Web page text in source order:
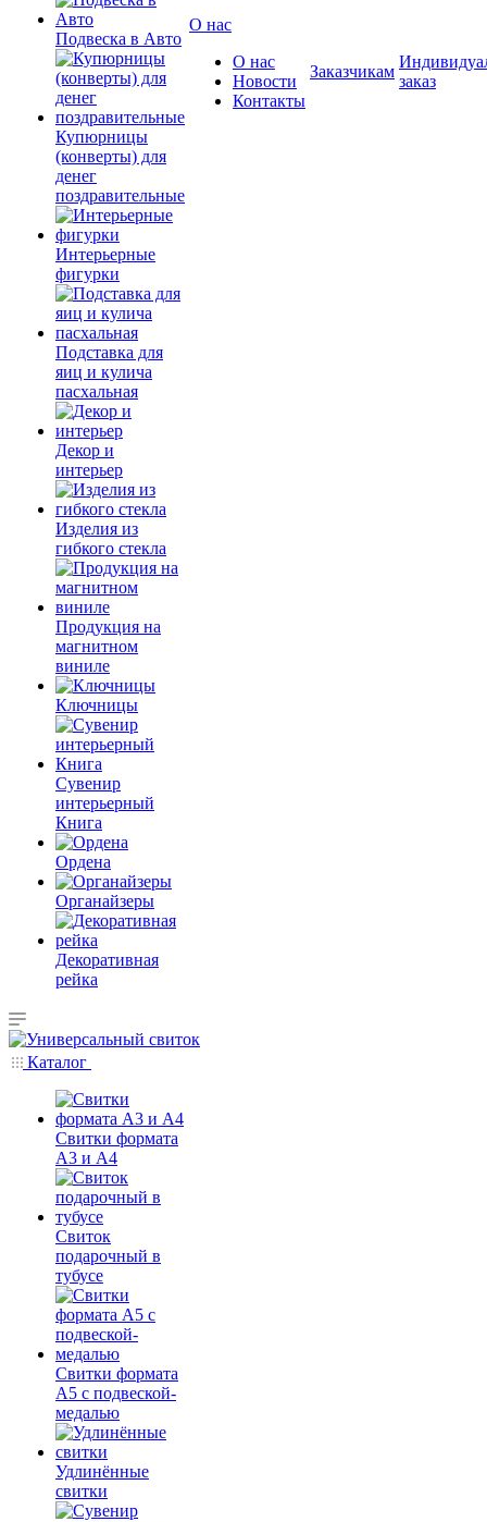
Подвеска в Авто
Купюрницы
(конверты) для
денег
поздравительные
Интерьерные
фигурки
Подставка для
яиц и кулича
пасхальная
Декор и
интерьер
Изделия из
гибкого стекла
Продукция на
магнитном
виниле
Ключницы
Сувенир
интерьерный
Книга
Ордена
Органайзеры
Декоративная
рейка
О нас
О нас
Новости
Контакты
Заказчикам
заказ
Каталог
Свитки формата
А3 и А4
Свиток
подарочный в
тубусе
Свитки формата
А5 с подвеской-
медалью
Удлинённые
свитки